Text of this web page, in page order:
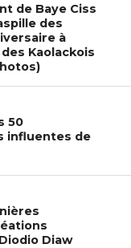
de Baye Ciss
des
à
Kaolackois
50
influentes de
Diaw